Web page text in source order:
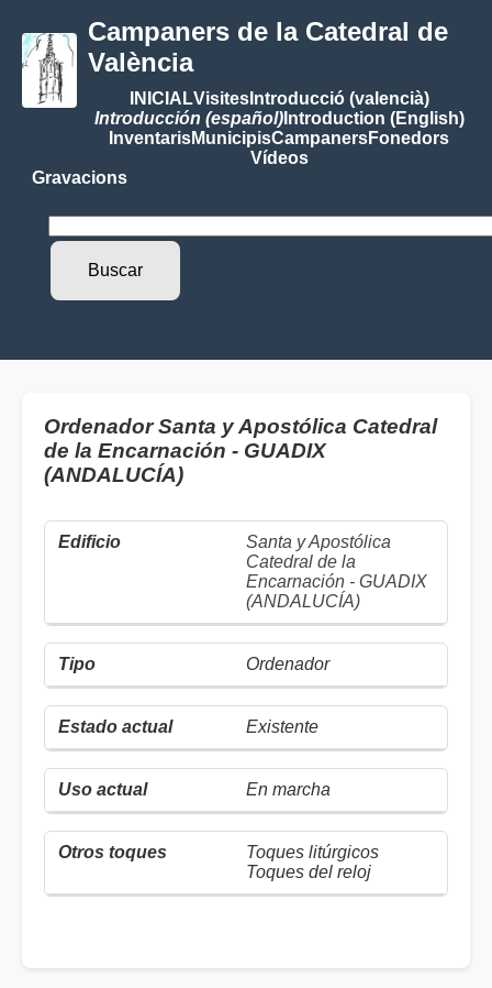
Campaners de la Catedral de
València
INICIALVisitesIntroducció (valencià)
Introducción (español)Introduction (English)
InventarisMunicipisCampanersFonedors
Vídeos
Gravacions
Ordenador Santa y Apostólica Catedral
de la Encarnación - GUADIX
(ANDALUCÍA)
Santa y Apostólica
Catedral de la
Encarnación - GUADIX
(ANDALUCÍA)
Ordenador
Existente
En marcha
Toques litúrgicos
Toques del reloj